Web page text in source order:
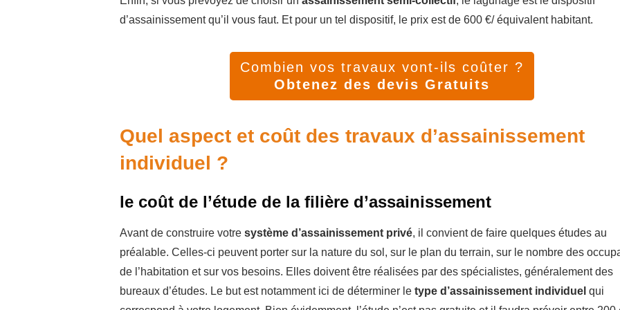
d’assainissement qu’il vous faut. Et pour un tel dispositif, le prix est de 600 €/ équivalent habitant.
Combien vos travaux vont-ils coûter ?
Obtenez des devis Gratuits
Quel aspect et coût des travaux d’assainissement
individuel ?
le coût de l’étude de la filière d’assainissement
Avant de construire votre système d’assainissement privé, il convient de faire quelques études au
préalable. Celles-ci peuvent porter sur la nature du sol, sur le plan du terrain, sur le nombre des
de l’habitation et sur vos besoins. Elles doivent être réalisées par des spécialistes, généralement des
bureaux d’études. Le but est notamment ici de déterminer le type d’assainissement individuel qui